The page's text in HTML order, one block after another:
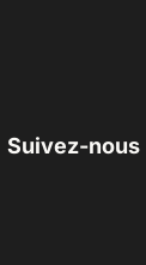
Suivez-nous